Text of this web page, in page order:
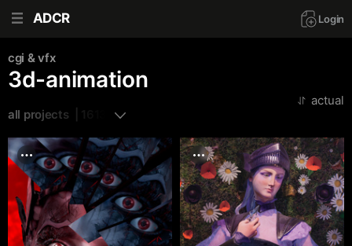
ADCR Login
cgi & vfx
3d-animation
all projects  | 1613
actual